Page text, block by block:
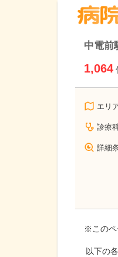
中電前
1,064
エリ
診療
詳細
※このペ
以下の